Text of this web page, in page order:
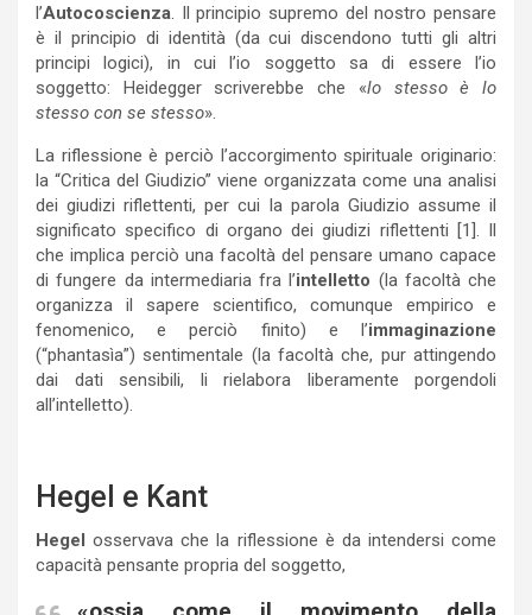
l’Autocoscienza. Il principio supremo del nostro pensare
è il principio di identità (da cui discendono tutti gli altri
principi logici), in cui l’io soggetto sa di essere l’io
soggetto: Heidegger scriverebbe che «lo stesso è lo
stesso con se stesso».
La riflessione è perciò l’accorgimento spirituale originario:
la “Critica del Giudizio” viene organizzata come una analisi
dei giudizi riflettenti, per cui la parola Giudizio assume il
significato specifico di organo dei giudizi riflettenti [1]. Il
che implica perciò una facoltà del pensare umano capace
di fungere da intermediaria fra l’intelletto (la facoltà che
organizza il sapere scientifico, comunque empirico e
fenomenico, e perciò finito) e l’immaginazione
(“phantasìa”) sentimentale (la facoltà che, pur attingendo
dai dati sensibili, li rielabora liberamente porgendoli
all’intelletto).
Hegel e Kant
Hegel osservava che la riflessione è da intendersi come
capacità pensante propria del soggetto,